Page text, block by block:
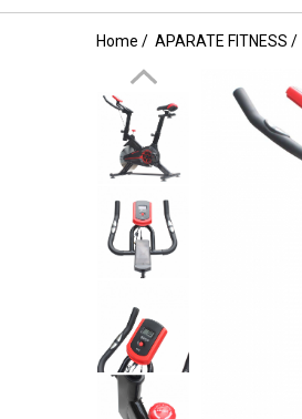
Home / APARATE FITNESS /